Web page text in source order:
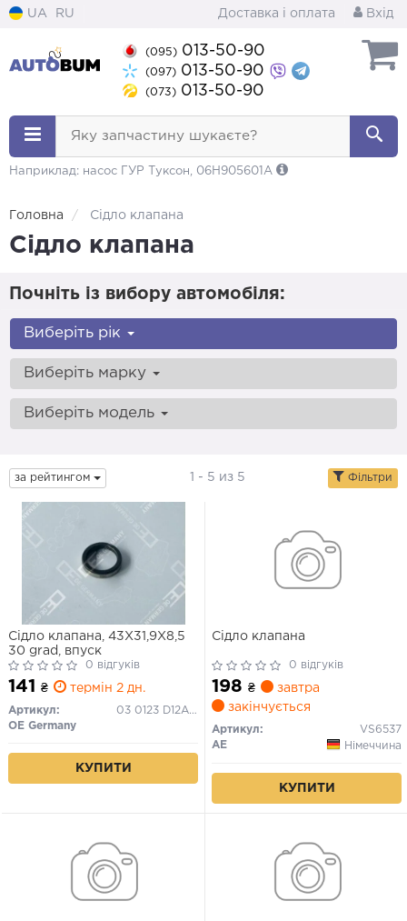
UA RU Доставка і оплата Вхід
(095) 013-50-90
(097) 013-50-90
(073) 013-50-90
Яку запчастину шукаєте?
Наприклад: насос ГУР Туксон, 06H905601A
Головна Сідло клапана
Сідло клапана
Почніть із вибору автомобіля:
Виберіть рік
Виберіть марку
Виберіть модель
за рейтингом 1 - 5 из 5 Фільтри
Сідло клапана, 43X31,9X8,5
30 grad, впуск
0 відгуків
141 ₴ термін 2 дн.
Артикул:
03 0123 D12A00
OE Germany
КУПИТИ
Сідло клапана
0 відгуків
198 ₴
завтра
закінчується
Артикул:
VS6537
AE
Німеччина
КУПИТИ